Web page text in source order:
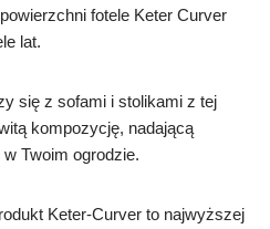
fotele Keter Curver
lat.
się z sofami i stolikami z tej
kompozycję, nadającą
Twoim ogrodzie.
Keter-Curver to najwyższej